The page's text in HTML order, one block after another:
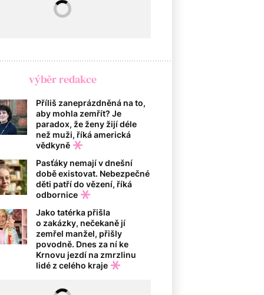
výběr redakce
Příliš zaneprázdněná na to,
aby mohla zemřít? Je
paradox, že ženy žijí déle
než muži, říká americká
vědkyně
Pasťáky nemají v dnešní
době existovat. Nebezpečné
děti patří do vězení, říká
odbornice
Jako tatérka přišla
o zakázky, nečekaně jí
zemřel manžel, přišly
povodně. Dnes za ní ke
Krnovu jezdí na zmrzlinu
lidé z celého kraje